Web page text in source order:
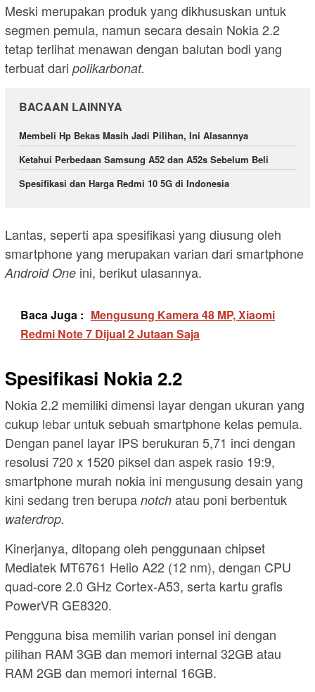
Meski merupakan produk yang dikhususkan untuk
segmen pemula, namun secara desain Nokia 2.2
tetap terlihat menawan dengan balutan bodi yang
terbuat dari polikarbonat.
BACAAN LAINNYA
Membeli Hp Bekas Masih Jadi Pilihan, Ini Alasannya
Ketahui Perbedaan Samsung A52 dan A52s Sebelum Beli
Spesifikasi dan Harga Redmi 10 5G di Indonesia
Lantas, seperti apa spesifikasi yang diusung oleh
smartphone yang merupakan varian dari smartphone
Android One ini, berikut ulasannya.
Baca Juga : Mengusung Kamera 48 MP, Xiaomi
Redmi Note 7 Dijual 2 Jutaan Saja
Spesifikasi Nokia 2.2
Nokia 2.2 memiliki dimensi layar dengan ukuran yang
cukup lebar untuk sebuah smartphone kelas pemula.
Dengan panel layar IPS berukuran 5,71 inci dengan
resolusi 720 x 1520 piksel dan aspek rasio 19:9,
smartphone murah nokia ini mengusung desain yang
kini sedang tren berupa notch atau poni berbentuk
waterdrop.
Kinerjanya, ditopang oleh penggunaan chipset
Mediatek MT6761 Helio A22 (12 nm), dengan CPU
quad-core 2.0 GHz Cortex-A53, serta kartu grafis
PowerVR GE8320.
Pengguna bisa memilih varian ponsel ini dengan
pilihan RAM 3GB dan memori internal 32GB atau
RAM 2GB dan memori internal 16GB.